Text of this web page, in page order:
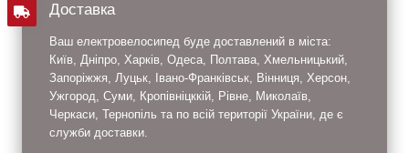
Доставка
Ваш електровелосипед буде доставлений в міста:
Київ, Дніпро, Харків, Одеса, Полтава, Хмельницький,
Запоріжжя, Луцьк, Івано-Франківськ, Вінниця, Херсон,
Ужгород, Суми, Кропівніцккій, Рівне, Миколаїв,
Черкаси, Тернопіль та по всій території України, де є
служби доставки.